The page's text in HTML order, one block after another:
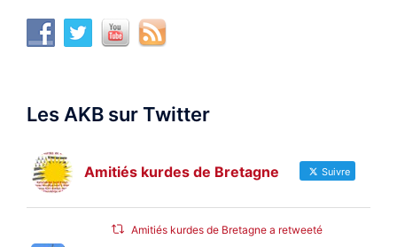
Les AKB sur Twitter
Amitiés kurdes de Bretagne Suivre
Amitiés kurdes de Bretagne a retweeté